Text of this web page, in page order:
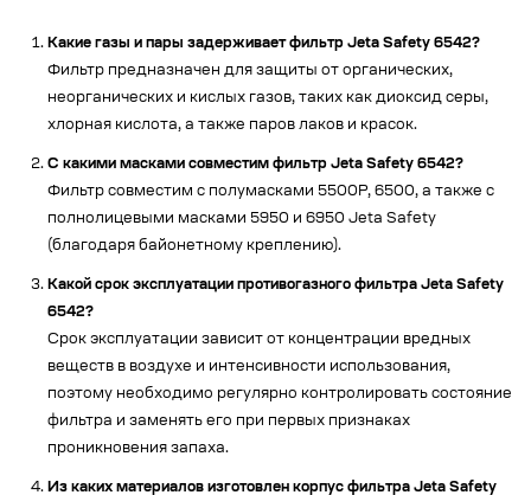
Какие газы и пары задерживает фильтр Jeta Safety 6542?
Фильтр предназначен для защиты от органических,
неорганических и кислых газов, таких как диоксид серы,
хлорная кислота, а также паров лаков и красок.
С какими масками совместим фильтр Jeta Safety 6542?
Фильтр совместим с полумасками 5500P, 6500, а также с
полнолицевыми масками 5950 и 6950 Jeta Safety
(благодаря байонетному креплению).
Какой срок эксплуатации противогазного фильтра Jeta Safety
6542?
Срок эксплуатации зависит от концентрации вредных
веществ в воздухе и интенсивности использования,
поэтому необходимо регулярно контролировать состояние
фильтра и заменять его при первых признаках
проникновения запаха.
Из каких материалов изготовлен корпус фильтра Jeta Safety